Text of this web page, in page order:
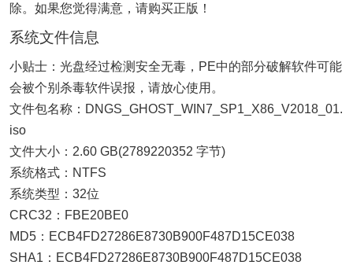
除。如果您觉得满意，请购买正版！
系统文件信息
小贴士：光盘经过检测安全无毒，PE中的部分破解软件可能
会被个别杀毒软件误报，请放心使用。
文件包名称：DNGS_GHOST_WIN7_SP1_X86_V2018_01.
iso
文件大小：2.60 GB(2789220352 字节)
系统格式：NTFS
系统类型：32位
CRC32：FBE20BE0
MD5：ECB4FD27286E8730B900F487D15CE038
SHA1：ECB4FD27286E8730B900F487D15CE038